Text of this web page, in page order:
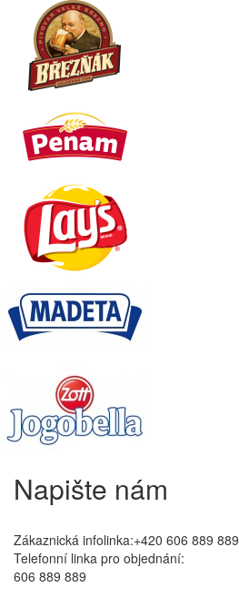
Napište nám
Zákaznická infolinka:+420 606 889 889
Telefonní linka pro objednání:
606 889 889